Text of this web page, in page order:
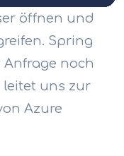
öffnen und
Spring
Anfrage noch
uns zur
Azure